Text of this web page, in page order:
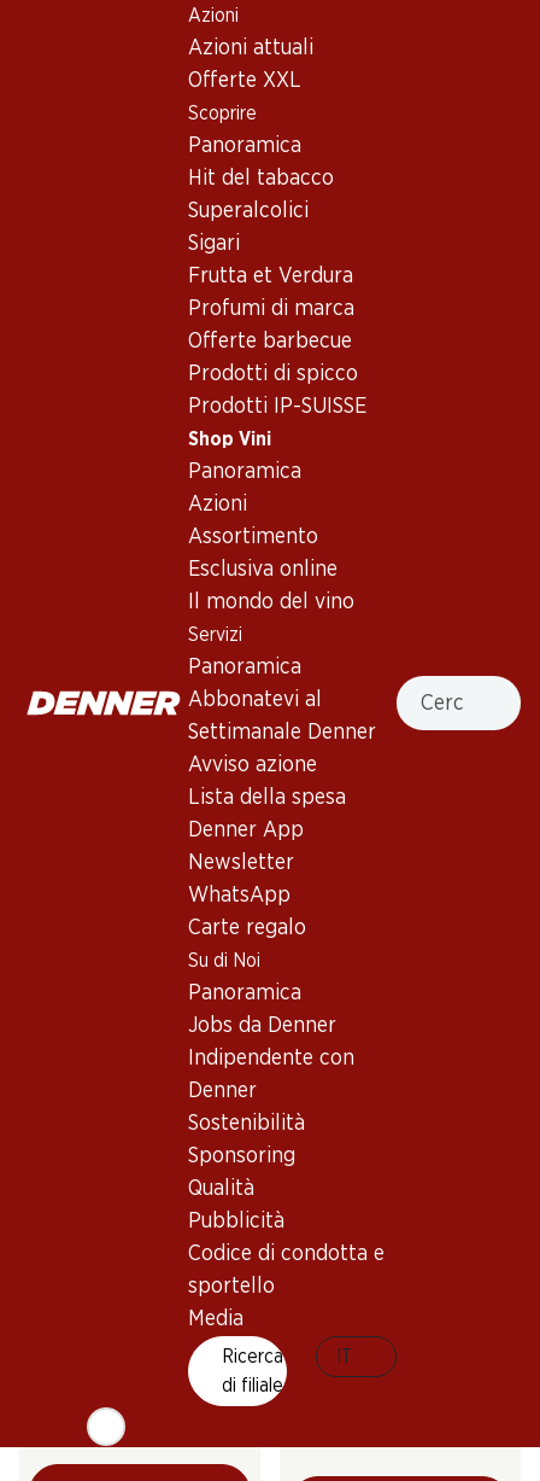
Azioni
Azioni attuali
Offerte XXL
Scoprire
Panoramica
Hit del tabacco
Superalcolici
Sigari
Frutta et Verdura
Profumi di marca
Offerte barbecue
Prodotti di spicco
Prodotti IP-SUISSE
Shop Vini
Panoramica
Azioni
Assortimento
Esclusiva online
Il mondo del vino
Servizi
Panoramica
Abbonatevi al
Settimanale Denner
Avviso azione
Lista della spesa
Denner App
Newsletter
WhatsApp
Carte regalo
Su di Noi
Panoramica
Jobs da Denner
Indipendente con
Denner
Sostenibilità
Sponsoring
Qualità
Pubblicità
Codice di condotta e
sportello
Media
Ricerca
di filiale
Cercare
Assortimento vini
Chardonnay, Italia
Chardonnay
Chardonnay/Fiano Puglia
Esclusiva online!
Cà del Bosco Cuvée
Prestige Extra Brut
Franciacorta DOCG
2024
Esclusiva online!
113.70
Chardonnay Umbria IGT
2025
Leopardo Vino Spumante
Cantina Terlan Chardonnay
Alto Adige DOC
Epicuro Bianco Salice
Esclusiva online!
Bottiglia: 44.95
Cantina Terlan Nova Domus